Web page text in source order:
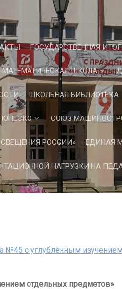
ГОСУДАРСТВЕННАЯ
ШКОЛА
ШКОЛЬНАЯ БИБЛИОТЕКА
ЮНЕСКО СОЮЗ
РОССИИ» ЕДИНАЯ
НАГРУЗКИ НА
№45 с углублённым
отдельных предметов»